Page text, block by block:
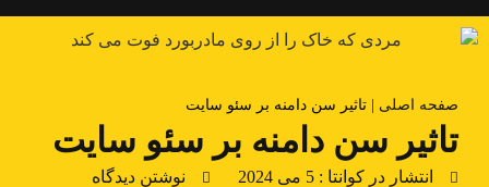
صفحه اصلی تاثیر سن دامنه بر سئو سایت
تاثیر سن دامنه بر سئو سایت
انتشار در کوانتا : 5 می 2024
نوشتن دیدگاه